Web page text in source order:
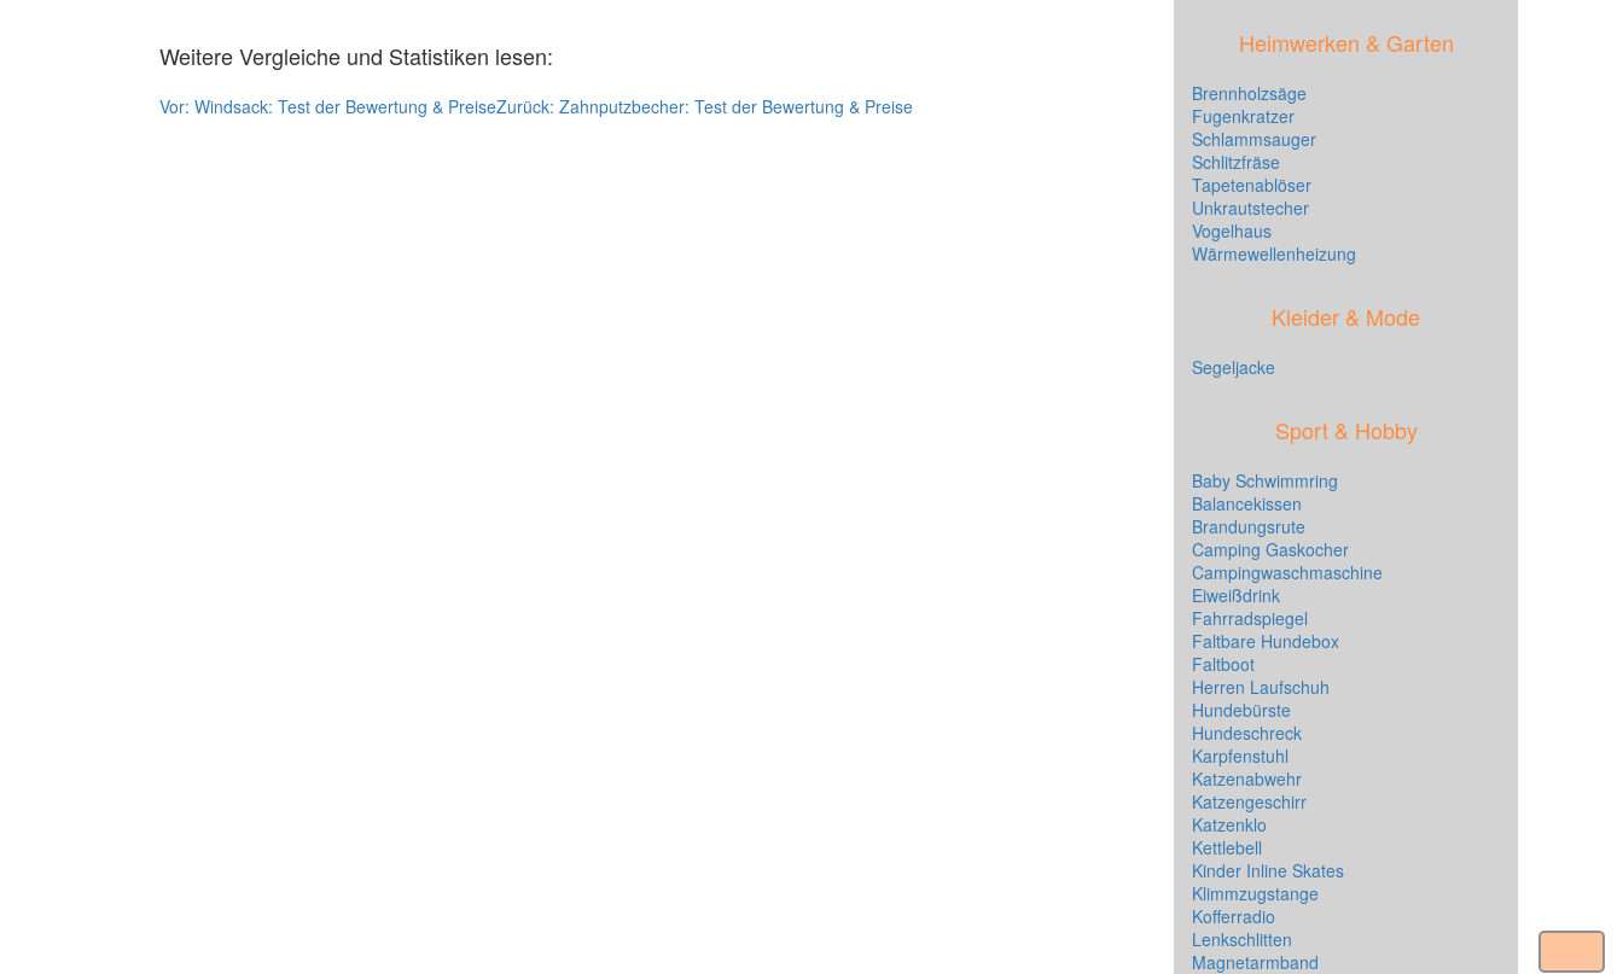
Weitere Vergleiche und Statistiken lesen:
Vor: Windsack: Test der Bewertung & PreiseZurück: Zahnputzbecher: Test der Bewertung & Preise
Heimwerken & Garten
Brennholzsäge
Fugenkratzer
Schlammsauger
Schlitzfräse
Tapetenablöser
Unkrautstecher
Vogelhaus
Wärmewellenheizung
Kleider & Mode
Segeljacke
Sport & Hobby
Baby Schwimmring
Balancekissen
Brandungsrute
Camping Gaskocher
Campingwaschmaschine
Eiweißdrink
Fahrradspiegel
Faltbare Hundebox
Faltboot
Herren Laufschuh
Hundebürste
Hundeschreck
Karpfenstuhl
Katzenabwehr
Katzengeschirr
Katzenklo
Kettlebell
Kinder Inline Skates
Klimmzugstange
Kofferradio
Lenkschlitten
Magnetarmband